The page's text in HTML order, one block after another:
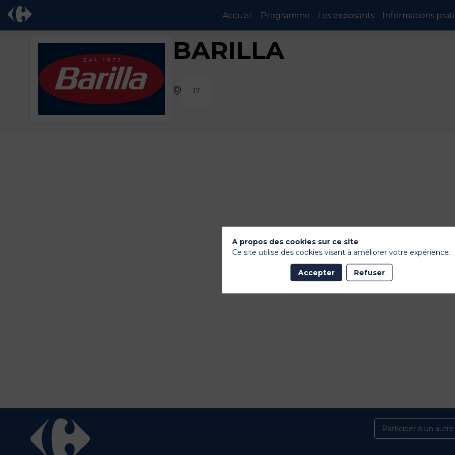
Accueil Programme Les exposants Informations
BARILLA
17
Participer à un
A propos des cookies sur ce site
Ce site utilise des cookies visant à améliorer votre expérience.
Accepter Refuser